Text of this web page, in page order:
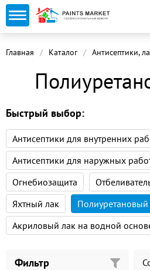
Главная Каталог Антисептики,
Быстрый выбор:
Антисептики для внутренних
Антисептики для наружных
Огнебиозащита
Яхтный лак
Полиуретановый
Акриловый лак на водной
Фильтр